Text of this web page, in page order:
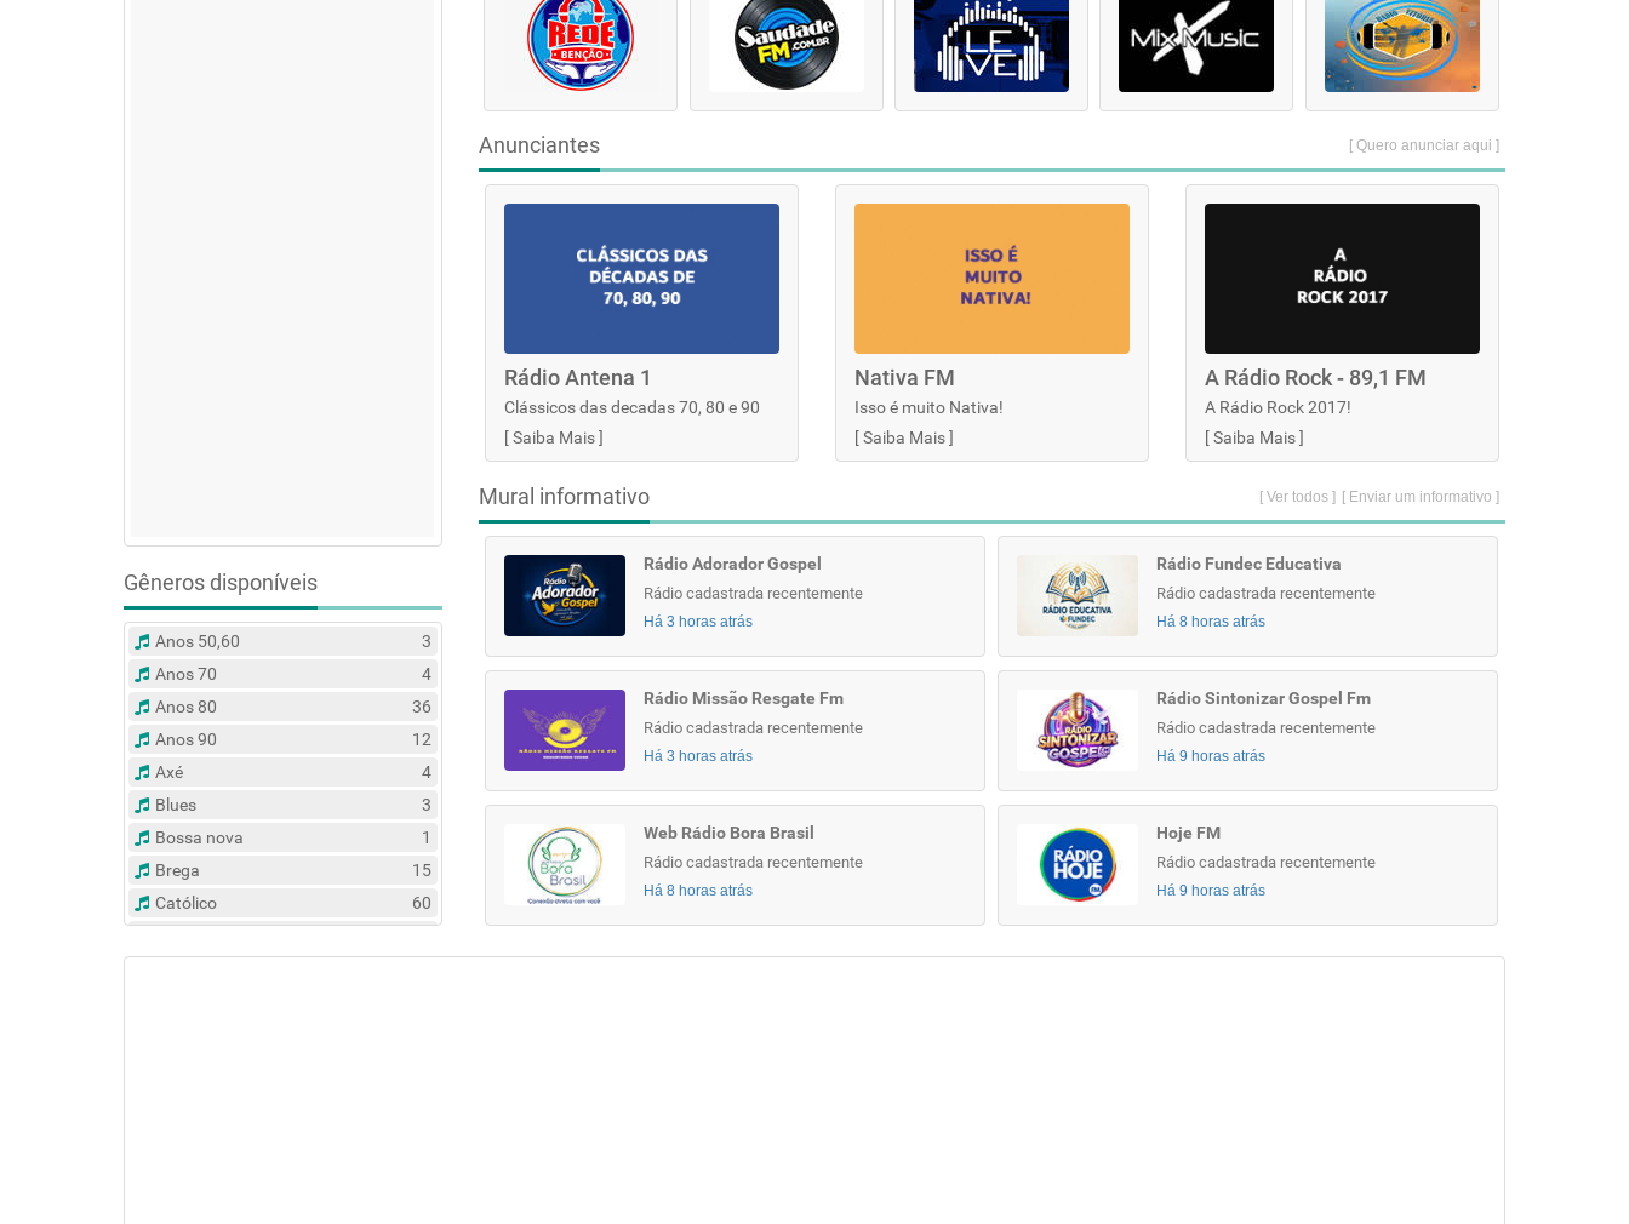
Gêneros disponíveis
Anos 50,60
3
Anos 70
4
Anos 80
36
Anos 90
12
Axé
4
Blues
3
Bossa nova
1
Brega
15
Católico
60
Anunciantes [ Quero anunciar aqui ]
Rádio Antena 1
Clássicos das decadas 70, 80 e 90
[Saiba Mais]
Nativa FM
Isso é muito Nativa!
[Saiba Mais]
A Rádio Rock - 89,1 FM
A Rádio Rock 2017!
[Saiba Mais]
Mural informativo [ Enviar um informativo ]
[ Ver todos ]
Rádio Adorador Gospel
Rádio cadastrada recentemente
Há 3 horas atrás
Rádio Fundec Educativa
Rádio cadastrada recentemente
Há 8 horas atrás
Rádio Missão Resgate Fm
Rádio cadastrada recentemente
Há 3 horas atrás
Rádio Sintonizar Gospel Fm
Rádio cadastrada recentemente
Há 9 horas atrás
Web Rádio Bora Brasil
Rádio cadastrada recentemente
Há 8 horas atrás
Hoje FM
Rádio cadastrada recentemente
Há 9 horas atrás